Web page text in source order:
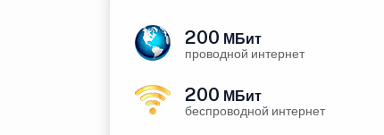
200 МБит
проводной интернет
200 МБит
беспроводной интернет